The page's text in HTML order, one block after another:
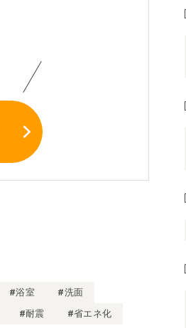
#浴室
#洗面
#耐震 #省エネ化